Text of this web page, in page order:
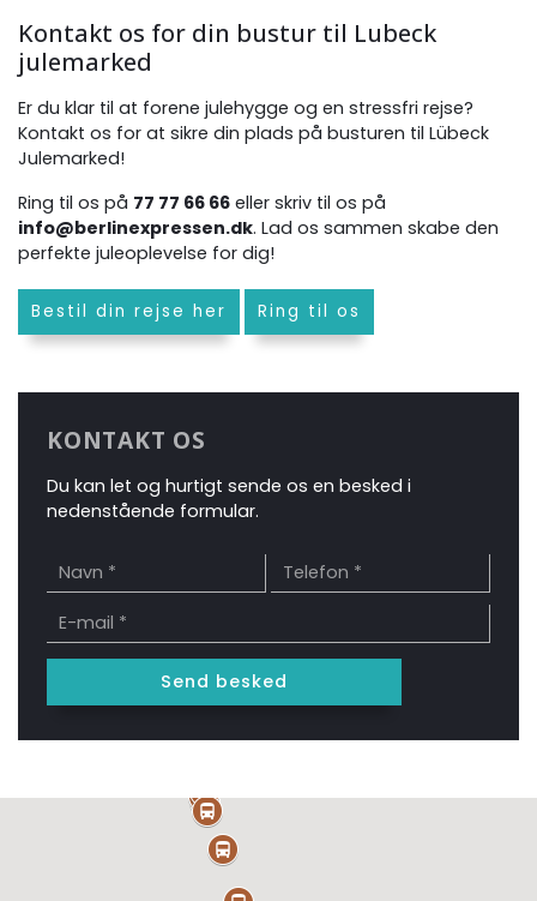
Kontakt os for din bustur til Lubeck
julemarked
Er du klar til at forene julehygge og en stressfri rejse?
Kontakt os for at sikre din plads på busturen til Lübeck
Julemarked!
Ring til os på 77 77 66 66 eller skriv til os på
info@berlinexpressen.dk. Lad os sammen skabe den
perfekte juleoplevelse for dig!
Bestil din rejse her Ring til os
KONTAKT OS
Du kan let og hurtigt sende os en besked i
nedenstående formular.